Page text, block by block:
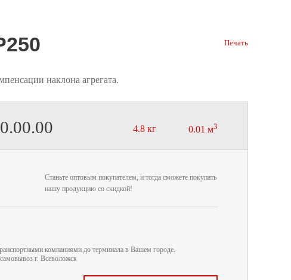
Печать
наклона агрегата.
0.01 м3
4.8 кг
Станьте оптовым покупателем, и тогда сможете покупать
нашу продукцию со скидкой!
компаниями до терминала в Вашем городе.
г. Всеволожск